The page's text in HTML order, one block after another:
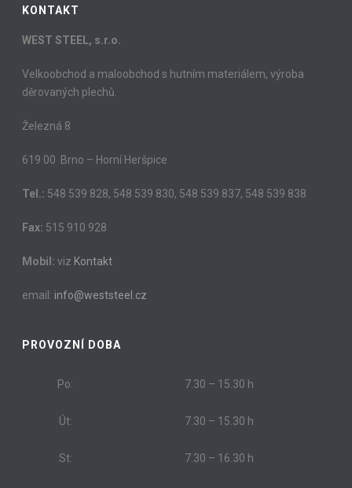
KONTAKT
WEST STEEL, s.r.o.
Velkoobchod a maloobchod s hutním materiálem, výroba
děrovaných plechů.
Železná 8
619 00 Brno – Horní Heršpice
Tel.: 548 539 828, 548 539 830, 548 539 837, 548 539 838
Fax: 515 910 928
Mobil: viz Kontakt
email: info@weststeel.cz
PROVOZNÍ DOBA
Po: 7.30 – 15.30 h
Út: 7.30 – 15.30 h
St: 7.30 – 16.30 h